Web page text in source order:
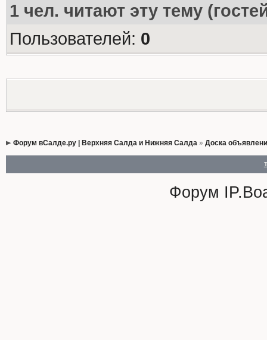
1чел. читают эту тему
Пользователей: 0
Форум вСалде.ру | Верхняя Салда и Нижняя Салда» Доска
Форум